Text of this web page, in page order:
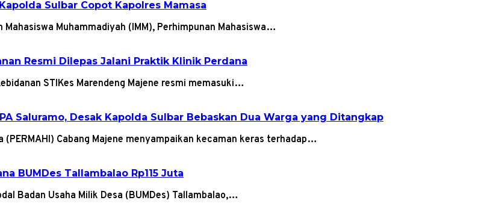
Sulbar Copot Kapolres Mamasa
Muhammadiyah (IMM), Perhimpunan Mahasiswa…
Resmi Dilepas Jalani Praktik Klinik Perdana
STIKes Marendeng Majene resmi memasuki…
Saluramo, Desak Kapolda Sulbar Bebaskan Dua Warga yang Ditangkap
Cabang Majene menyampaikan kecaman keras terhadap…
BUMDes Tallambalao Rp115 Juta
Badan Usaha Milik Desa (BUMDes) Tallambalao,…